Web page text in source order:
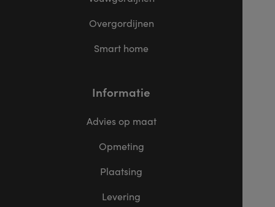
Overgordijnen
Smart home
Informatie
Advies op maat
Opmeting
Plaatsing
Levering